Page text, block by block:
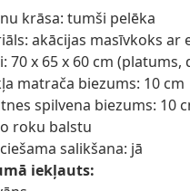
krāsa: tumši pelēka
akācijas masīvkoks ar
70 x 65 x 60 cm
matrača biezums: 10 cm
spilvena biezums: 10
roku balstu
salikšana: jā
iekļauts: